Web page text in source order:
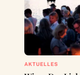
AKTUELLES